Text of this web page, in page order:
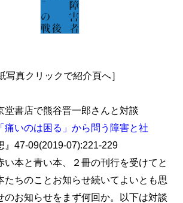
写真クリックで紹介頁へ］
書店で熊谷晋一郎さんと対談
痛いのは困る」から問う障害と社
』47-09(2019-07):221-229
本と青い本、２冊の刊行を受けてと
たちのことお知らせ続いてよいとも思
のお知らせをまず何回か。以下は対談